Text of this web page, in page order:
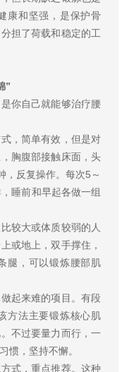
康和坚强，是保护骨
担了荷载和稳定的工
”
你自己就能够治疗腰
，简单有效，但是对
胸腹部接触床面，头
，反复操作。每次5～
睡前和早起各做一组
较大或体质较弱的人
或地上，双手撑住，
腿，可以锻炼腰部肌
起来难的项目。有段
方法主要锻炼核心肌
不过要量力而行，一
惯，坚持不懈。
式，重点推荐。这种